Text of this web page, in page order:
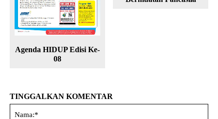
Agenda HIDUP Edisi Ke-
08
TINGGALKAN KOMENTAR